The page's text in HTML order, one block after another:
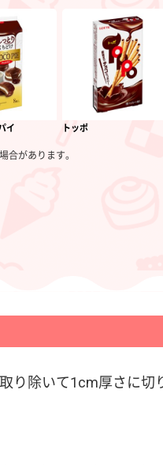
イ トッポ
合があります。
り除いて1cm厚さに切